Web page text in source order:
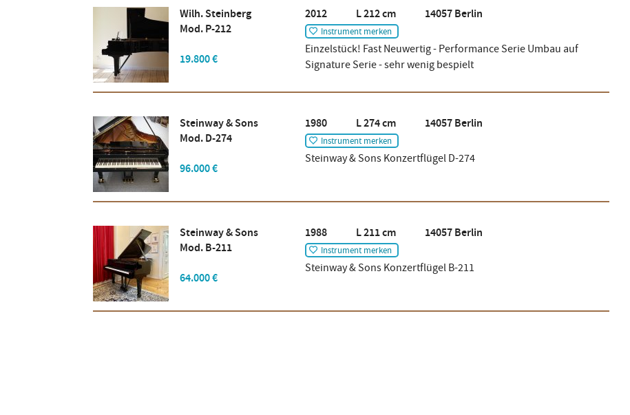
Wilh. Steinberg
Mod. P-212
19.800 €
2012 L 212 cm 14057 Berlin
Instrument merken
Einzelstück! Fast Neuwertig - Performance Serie Umbau auf
Signature Serie - sehr wenig bespielt
Steinway & Sons
Mod. D-274
96.000 €
1980 L 274 cm 14057 Berlin
Instrument merken
Steinway & Sons Konzertflügel D-274
Steinway & Sons
Mod. B-211
64.000 €
1988 L 211 cm 14057 Berlin
Instrument merken
Steinway & Sons Konzertflügel B-211